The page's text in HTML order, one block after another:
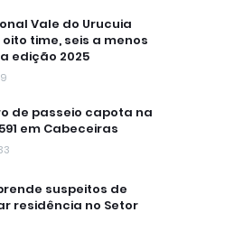
Vale do Urucuia
time, seis a menos
edição 2025
de passeio capota na
em Cabeceiras
suspeitos de
residência no Setor